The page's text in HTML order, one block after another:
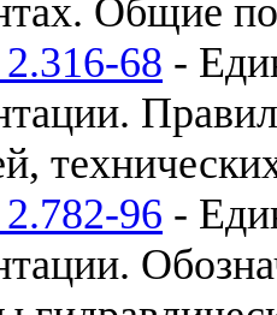
Общие
68 -
96 -